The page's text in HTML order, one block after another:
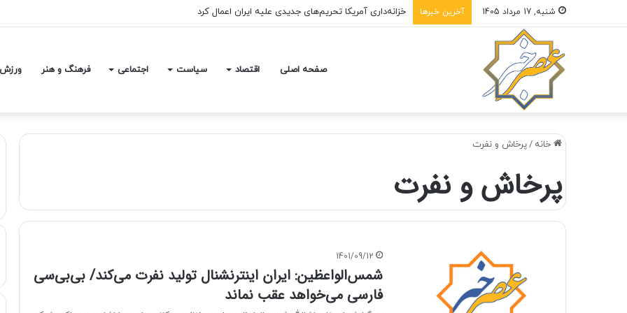
شنبه, 17 مرداد 1405 آخرین خبرها خزانه‌داری آمریکا تحریم‌های جدیدی علیه ایران اعمال کرد
صفحه اصلی اقتصاد سیاست اجتماعی فرهنگ و هنر ورزش
خانه /پرخاش و نفرت
پرخاش و نفرت
1401/09/12
شمس‌الواعظین: ایران اینترنشنال تولید نفرت می‌کند/ بی‌بی‌سی
فارسی می‌خواهد عقب نماند